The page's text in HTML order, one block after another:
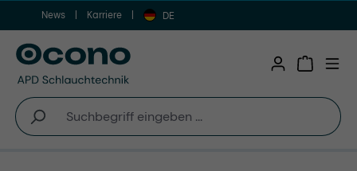
Zum Hauptinhalt springen
News Karriere DE